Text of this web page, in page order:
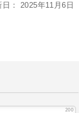
： 2025年11月6日
200